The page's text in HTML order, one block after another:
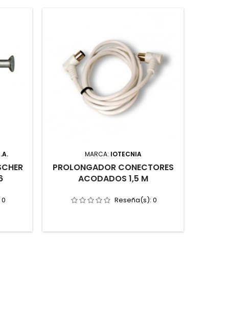
0
MARCA: IOTECNIA
PROLONGADOR CONECTORES
ACODADOS 1,5 M
Reseña(s): 0